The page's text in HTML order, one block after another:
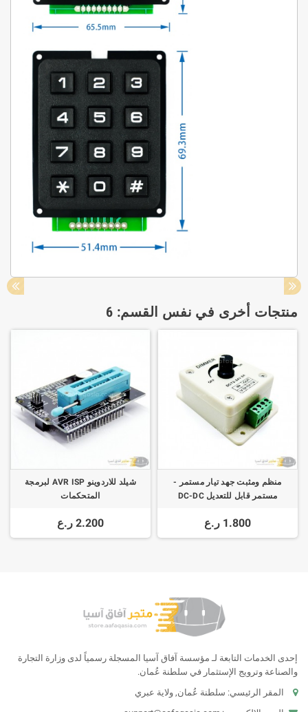
منتجات أخرى في نفس القسم: 6
منظم ومثبت جهد تيار مستمر -
مستمر قابل للتعديل DC-DC
Supply Adjustable Speed
Controller DC 12V
1.800 ر.ع
شيلد للاردوينو AVR ISP لبرمجة
المتحكمات
2.200 ر.ع
إحدى الخدمات التابعة لـ مؤسسة آفاق آسيا المسجلة رسمياً لدى وزارة التجارة
والصناعة وترويج الإستثمار في سلطنة عُمان.
المقر الرئيسي: سلطنة عُمان, ولاية عبري